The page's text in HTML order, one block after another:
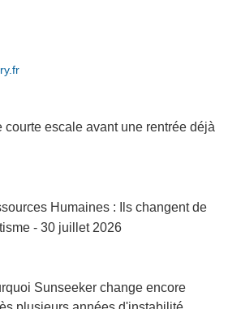
courte escale avant une rentrée déjà
Humaines : Ils changent de
- 30 juillet 2026
Sunseeker change encore